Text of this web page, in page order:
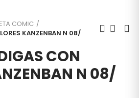
COMIC
KANZENBAN N 08/
CON
N 08/